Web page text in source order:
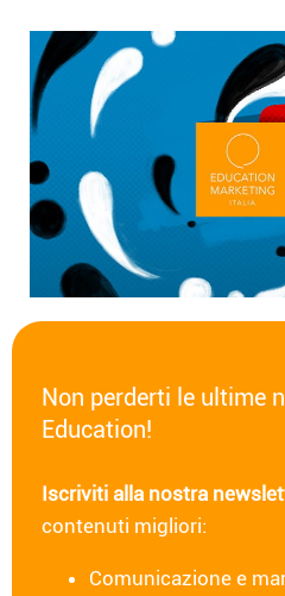
Non perderti le ultime
Education!
Iscriviti alla nostra
contenuti migliori:
Comunicazione e